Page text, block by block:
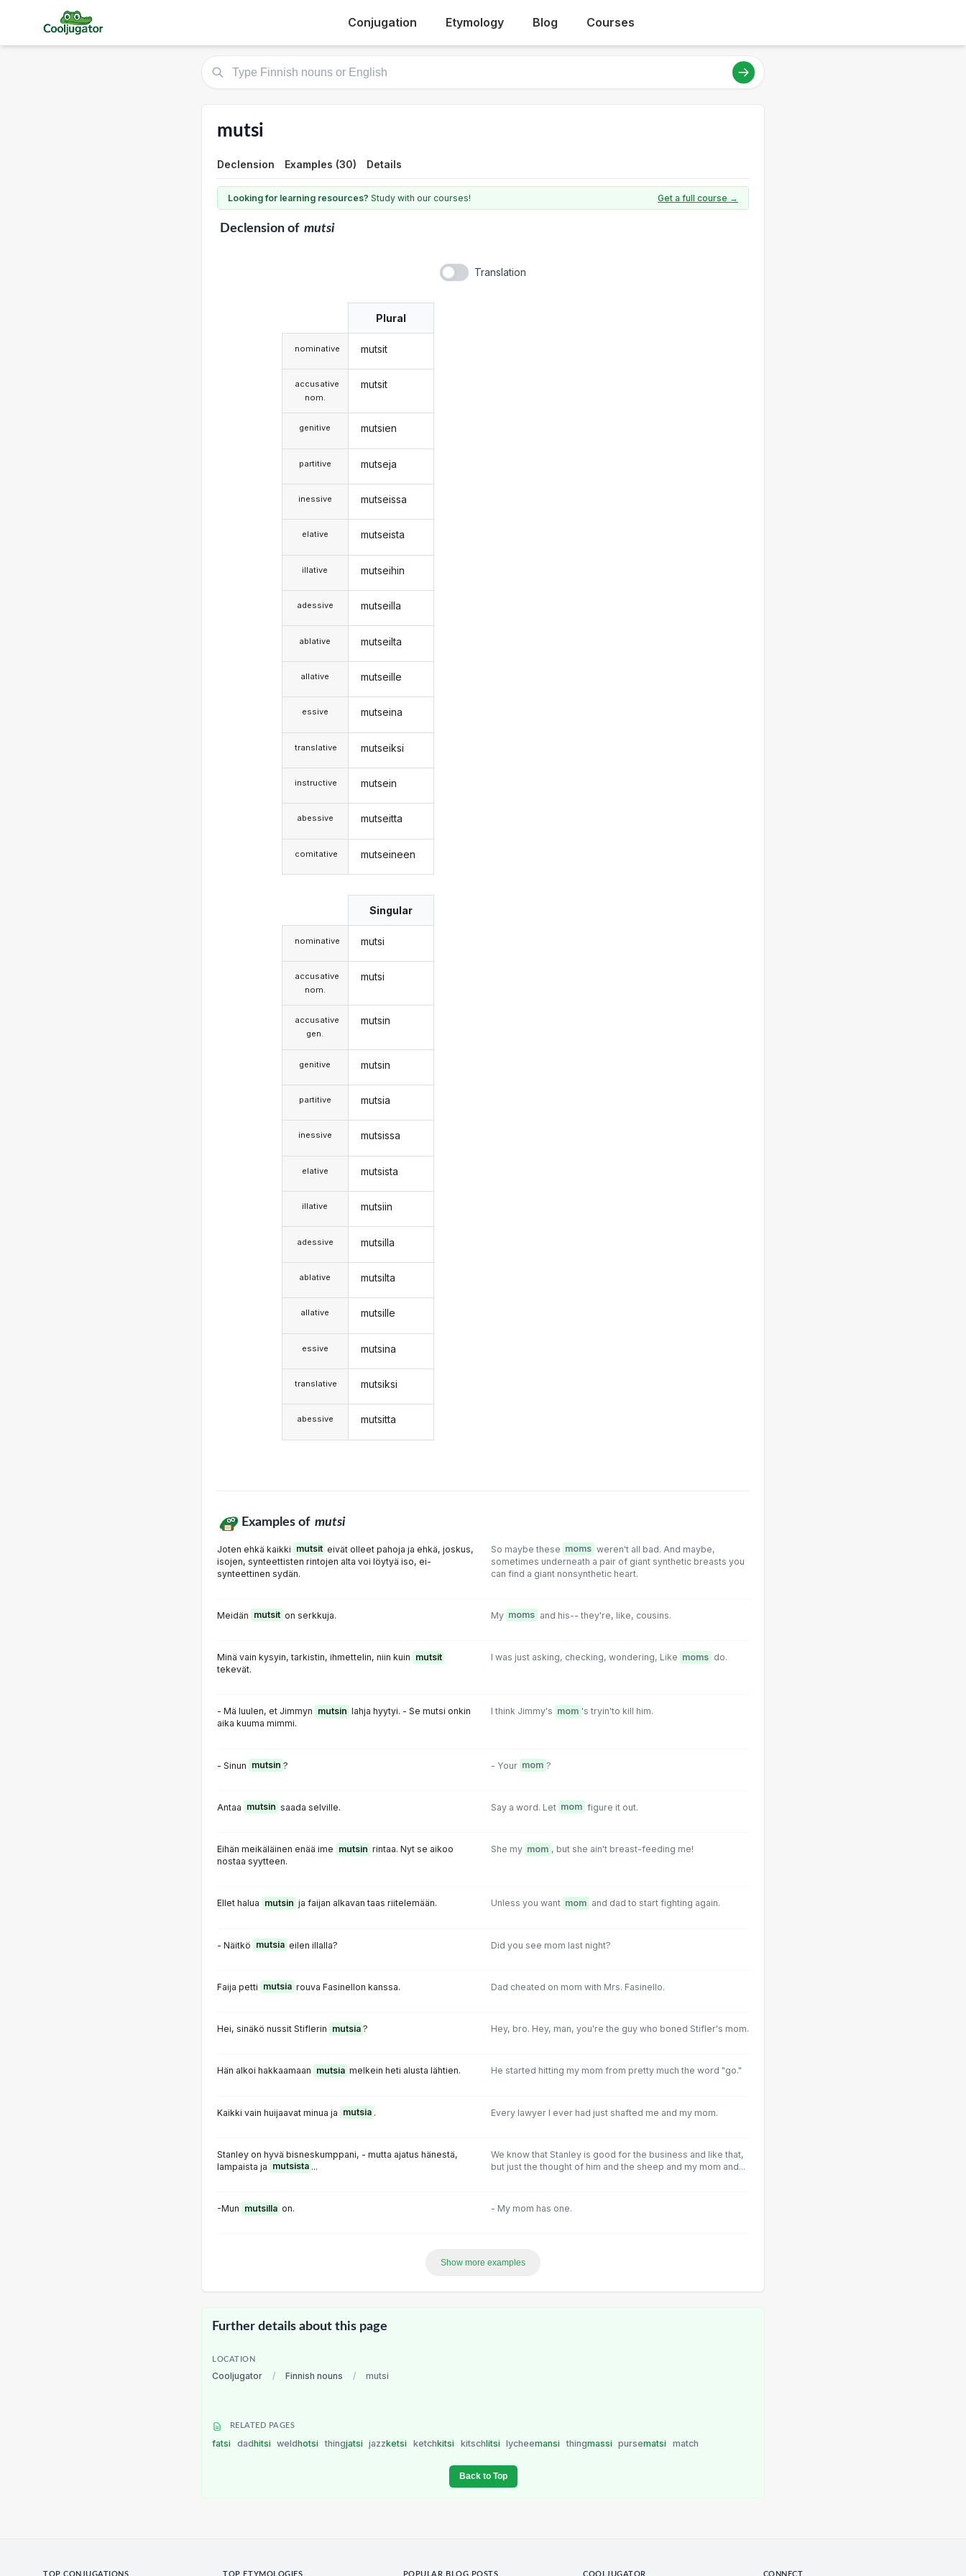
Conjugation Etymology Blog Courses
mutsi
Declension Examples (30) Details
Looking for learning resources? Study with our courses! Get a full course →
Declensionof mutsi
Translation
nominative
accusative
nom.
genitive
partitive
inessive
elative
illative
adessive
ablative
allative
essive
translative
instructive
abessive
comitative
Plural
mutsit
mutsit
mutsien
mutseja
mutseissa
mutseista
mutseihin
mutseilla
mutseilta
mutseille
mutseina
mutseiksi
mutsein
mutseitta
mutseineen
nominative
accusative
nom.
accusative
gen.
genitive
partitive
inessive
elative
illative
adessive
ablative
allative
essive
translative
abessive
Singular
mutsi
mutsi
mutsin
mutsin
mutsia
mutsissa
mutsista
mutsiin
mutsilla
mutsilta
mutsille
mutsina
mutsiksi
mutsitta
Examples of mutsi
Joten ehkä kaikki mutsit eivät olleet pahoja ja ehkä, joskus,
isojen, synteettisten rintojen alta voi löytyä iso, ei-
synteettinen sydän.
So maybe these moms weren't all bad. And maybe,
sometimes underneath a pair of giant synthetic breasts you
can find a giant nonsynthetic heart.
Meidän mutsit on serkkuja. My moms and his-- they're, like, cousins.
Minä vain kysyin, tarkistin, ihmettelin, niin kuin mutsit
tekevät.
I was just asking, checking, wondering, Like moms do.
- Mä luulen, et Jimmyn mutsin lahja hyytyi. - Se mutsi onkin
aika kuuma mimmi.
I think Jimmy's mom 's tryin'to kill him.
- Sinun mutsin ? - Your mom ?
Antaa mutsin saada selville. Say a word. Let mom figure it out.
Eihän meikäläinen enää ime mutsin rintaa. Nyt se aikoo
nostaa syytteen.
She my mom , but she ain't breast-feeding me!
Ellet halua mutsin ja faijan alkavan taas riitelemään. Unless you want mom and dad to start fighting again.
- Näitkö mutsia eilen illalla? Did you see mom last night?
Faija petti mutsia rouva Fasinellon kanssa. Dad cheated on mom with Mrs. Fasinello.
Hei, sinäkö nussit Stiflerin mutsia ? Hey, bro. Hey, man, you're the guy who boned Stifler's mom.
Hän alkoi hakkaamaan mutsia melkein heti alusta lähtien. He started hitting my mom from pretty much the word "go."
Kaikki vain huijaavat minua ja mutsia . Every lawyer I ever had just shafted me and my mom.
Stanley on hyvä bisneskumppani, - mutta ajatus hänestä,
lampaista ja mutsista ...
We know that Stanley is good for the business and like that,
but just the thought of him and the sheep and my mom and...
-Mun mutsilla on. - My mom has one.
Show more examples
Further details about this page
LOCATION
Cooljugator / Finnish nouns / mutsi
RELATED PAGES
fatsi dadhitsi weldhotsi thingjatsi jazzketsi ketchkitsi kitschlitsi lycheemansi thingmassi pursematsi match
Back to Top
TOP CONJUGATIONS TOP ETYMOLOGIES POPULAR BLOG POSTS COOLJUGATOR CONNECT